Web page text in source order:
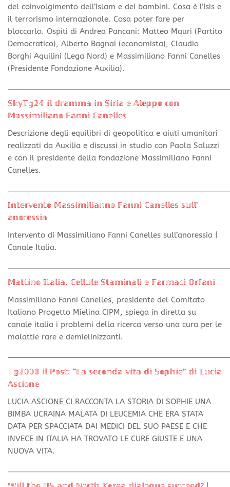
del coinvolgimento dell’Islam e dei bambini. Cosa è l’Isis e
il terrorismo internazionale. Cosa poter fare per
bloccarlo. Ospiti di Andrea Pancani: Matteo Mauri (Partito
Democratico), Alberto Bagnai (economista), Claudio
Borghi Aquilini (Lega Nord) e Massimiliano Fanni Canelles
(Presidente Fondazione Auxilia).
𝕊𝕜𝕪𝕋𝕘𝟚𝟜 𝕚𝕝 𝕕𝕣𝕒𝕞𝕞𝕒 𝕚𝕟 𝕊𝕚𝕣𝕚𝕒 𝕖 𝔸𝕝𝕖𝕡𝕡𝕠 𝕔𝕠𝕟
𝕄𝕒𝕤𝕤𝕚𝕞𝕚𝕝𝕚𝕒𝕟𝕠 𝔽𝕒𝕟𝕟𝕚 ℂ𝕒𝕟𝕖𝕝𝕝𝕖𝕤
Descrizione degli equilibri di geopolitica e aiuti umanitari
realizzati da Auxilia e discussi in studio con Paola Saluzzi
e con il presidente della fondazione Massimiliano Fanni
Canelles.
𝕀𝕟𝕥𝕖𝕣𝕧𝕖𝕟𝕥𝕠 𝕄𝕒𝕤𝕤𝕚𝕞𝕚𝕝𝕚𝕒𝕟𝕟𝕠 𝔽𝕒𝕟𝕟𝕚 ℂ𝕒𝕟𝕖𝕝𝕝𝕖𝕤 𝕤𝕦𝕝𝕝’
𝕒𝕟𝕠𝕣𝕖𝕤𝕤𝕚𝕒
Intervento di Massimiliano Fanni Canelles sull’anoressia |
Canale Italia.
𝕄𝕒𝕥𝕥𝕚𝕟𝕠 𝕀𝕥𝕒𝕝𝕚𝕒. ℂ𝕖𝕝𝕝𝕦𝕝𝕖 𝕊𝕥𝕒𝕞𝕚𝕟𝕒𝕝𝕚 𝕖 𝔽𝕒𝕣𝕞𝕒𝕔𝕚 𝕆𝕣𝕗𝕒𝕟𝕚
Massimiliano Fanni Canelles, presidente del Comitato
Italiano Progetto Mielina CIPM, spiega in diretta su
canale italia i problemi della ricerca verso una cura per le
malattie rare e demielinizzanti.
𝕋𝕘𝟚𝟘𝟘𝟘 𝕚𝕝 ℙ𝕠𝕤𝕥: “𝕃𝕒 𝕤𝕖𝕔𝕠𝕟𝕕𝕒 𝕧𝕚𝕥𝕒 𝕕𝕚 𝕊𝕠𝕡𝕙𝕚𝕖” 𝕕𝕚 𝕃𝕦𝕔𝕚𝕒
𝔸𝕤𝕔𝕚𝕠𝕟𝕖
LUCIA ASCIONE CI RACCONTA LA STORIA DI SOPHIE UNA
BIMBA UCRAINA MALATA DI LEUCEMIA CHE ERA STATA
DATA PER SPACCIATA DAI MEDICI DEL SUO PAESE E CHE
INVECE IN ITALIA HA TROVATO LE CURE GIUSTE E UNA
NUOVA VITA.